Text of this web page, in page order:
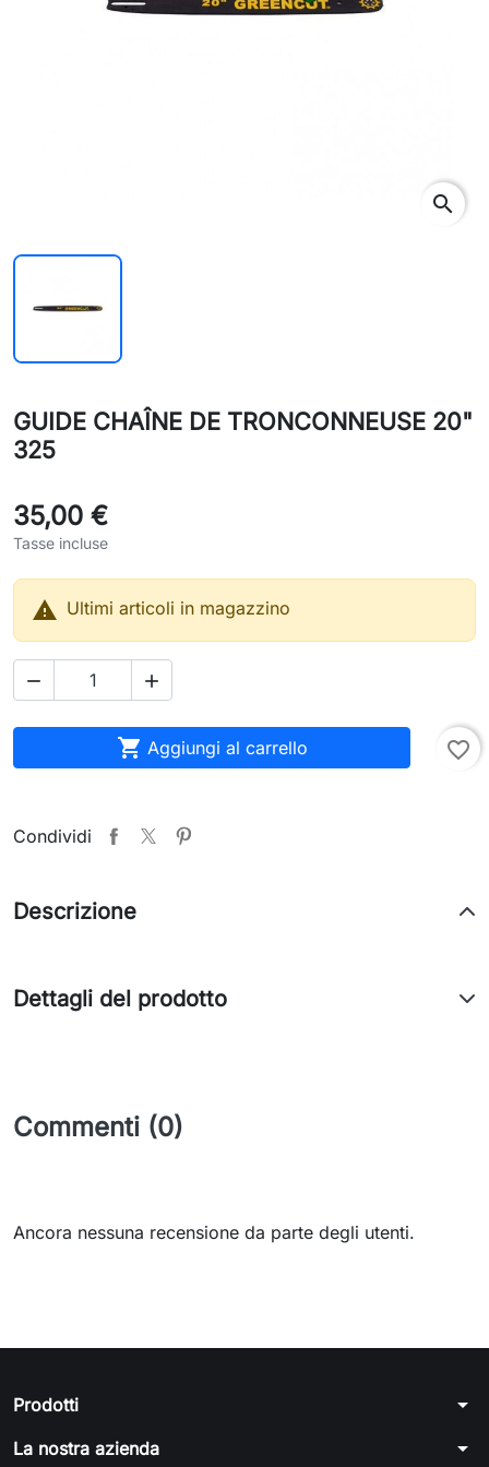
search
GUIDE CHAÎNE DE TRONCONNEUSE 20"
325
35,00 €
Tasse incluse
 Ultimi articoli in magazzino
 
 Aggiungi al carrello favorite_border
Condividi
Descrizione
Dettagli del prodotto
Commenti (0)
Ancora nessuna recensione da parte degli utenti.
Prodotti arrow_drop_down
La nostra azienda arrow_drop_down